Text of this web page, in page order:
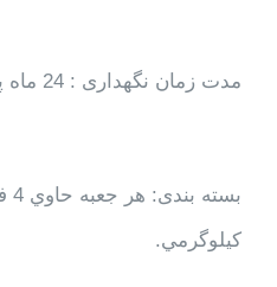
مدت زمان نگهداری : 24 ماه پس از تاریخ تولید.
کیلوگرمي.